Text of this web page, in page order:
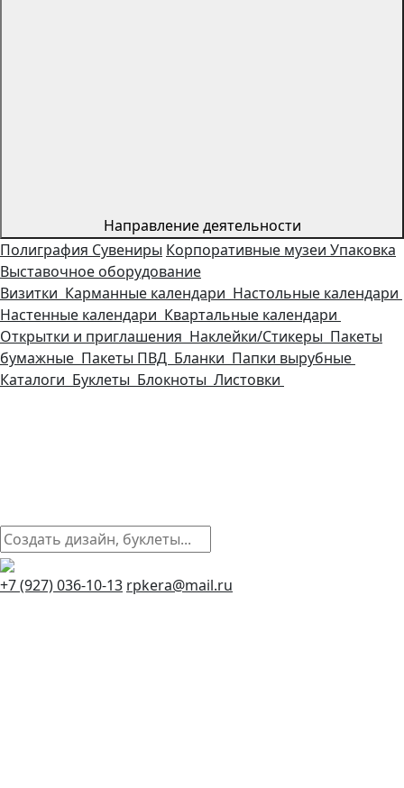
Направление деятельности
Полиграфия Сувениры Корпоративные музеи Упаковка
Выставочное оборудование
Визитки Карманные календари Настольные календари
Настенные календари Квартальные календари
Открытки и приглашения Наклейки/Стикеры Пакеты
бумажные Пакеты ПВД Бланки Папки вырубные
Каталоги Буклеты Блокноты Листовки
+7 (927) 036-10-13 rpkera@mail.ru